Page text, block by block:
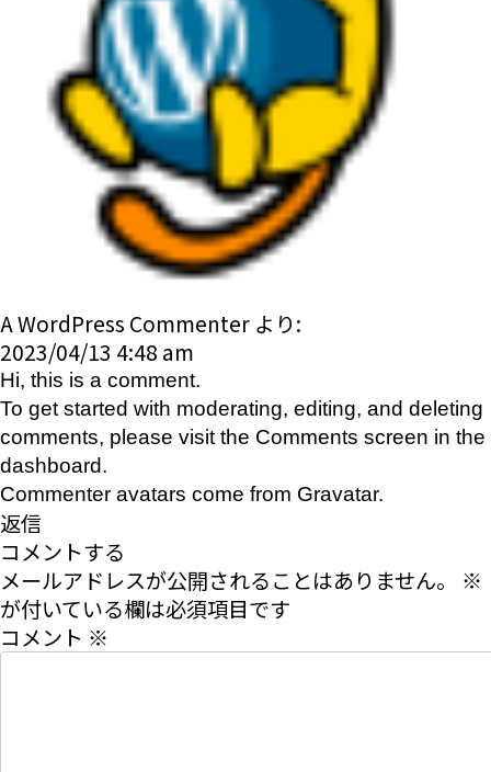
A WordPress Commenter より:
2023/04/13 4:48 am
Hi, this is a comment.
To get started with moderating, editing, and deleting
comments, please visit the Comments screen in the
dashboard.
Commenter avatars come from Gravatar.
返信
コメントする
メールアドレスが公開されることはありません。
※
が付いている欄は必須項目です
コメント ※